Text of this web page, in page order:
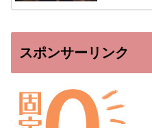
スポンサーリンク